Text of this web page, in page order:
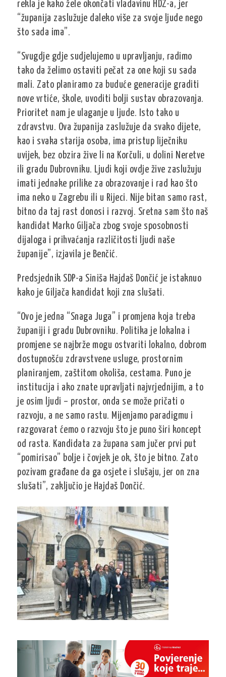
rekla je kako žele okončati vladavinu HDZ-a, jer
“županija zaslužuje daleko više za svoje ljude nego
što sada ima”.
“Svugdje gdje sudjelujemo u upravljanju, radimo
tako da želimo ostaviti pečat za one koji su sada
mali. Zato planiramo za buduće generacije graditi
nove vrtiće, škole, uvoditi bolji sustav obrazovanja.
Prioritet nam je ulaganje u ljude. Isto tako u
zdravstvu. Ova županija zaslužuje da svako dijete,
kao i svaka starija osoba, ima pristup liječniku
uvijek, bez obzira žive li na Korčuli, u dolini Neretve
ili gradu Dubrovniku. Ljudi koji ovdje žive zaslužuju
imati jednake prilike za obrazovanje i rad kao što
ima neko u Zagrebu ili u Rijeci. Nije bitan samo rast,
bitno da taj rast donosi i razvoj. Sretna sam što naš
kandidat Marko Giljača zbog svoje sposobnosti
dijaloga i prihvaćanja različitosti ljudi naše
županije”, izjavila je Benčić.
Predsjednik SDP-a Siniša Hajdaš Dončić je istaknuo
kako je Giljača kandidat koji zna slušati.
“Ovo je jedna “Snaga Juga” i promjena koja treba
županiji i gradu Dubrovniku. Politika je lokalna i
promjene se najbrže mogu ostvariti lokalno, dobrom
dostupnošću zdravstvene usluge, prostornim
planiranjem, zaštitom okoliša, cestama. Puno je
institucija i ako znate upravljati najvrjednijim, a to
je osim ljudi – prostor, onda se može pričati o
razvoju, a ne samo rastu. Mijenjamo paradigmu i
razgovarat ćemo o razvoju što je puno širi koncept
od rasta. Kandidata za župana sam jučer prvi put
“pomirisao” bolje i čovjek je ok, što je bitno. Zato
pozivam građane da ga osjete i slušaju, jer on zna
slušati”, zaključio je Hajdaš Dončić.